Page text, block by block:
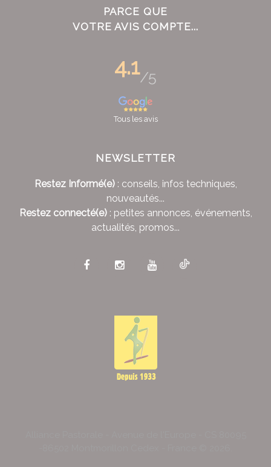
PARCE QUE
VOTRE AVIS COMPTE...
4.1/5
Tous les avis
NEWSLETTER
Restez Informé(e): conseils, infos techniques,
nouveautés...
Restez connecté(e): petites annonces, événements,
actualités, promos...